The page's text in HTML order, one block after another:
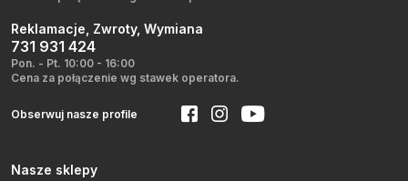
Reklamacje, Zwroty, Wymiana
731 931 424
Pon. - Pt. 10:00 - 16:00
Cena za połączenie wg stawek operatora.
Obserwuj nasze profile
Nasze sklepy